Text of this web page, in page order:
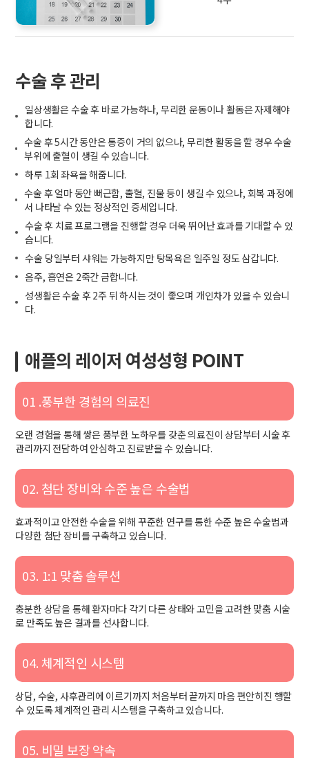
수술 후 관리
일상생활은 수술 후 바로 가능하나, 무리한 운동이나 활동은 자제해야
합니다.
수술 후 5시간 동안은 통증이 거의 없으나, 무리한 활동을 할 경우 수술
부위에 출혈이 생길 수 있습니다.
하루 1회 좌욕을 해줍니다.
수술 후 얼마 동안 뻐근함, 출혈, 진물 등이 생길 수 있으나, 회복 과정에
서 나타날 수 있는 정상적인 증세입니다.
수술 후 치료 프로그램을 진행할 경우 더욱 뛰어난 효과를 기대할 수 있
습니다.
수술 당일부터 샤워는 가능하지만 탕목욕은 일주일 정도 삼갑니다.
음주, 흡연은 2죽간 금합니다.
성생활은 수술 후 2주 뒤 하시는 것이 좋으며 개인차가 있을 수 있습니
다.
애플의 레이저 여성성형 POINT
01 .풍부한 경험의 의료진
오랜 경험을 통해 쌓은 풍부한 노하우를 갖춘 의료진이 상담부터 시술 후
관리까지 전담하여 안심하고 진료받을 수 있습니다.
02. 첨단 장비와 수준 높은 수술법
효과적이고 안전한 수술을 위해 꾸준한 연구를 통한 수준 높은 수술법과
다양한 첨단 장비를 구축하고 있습니다.
03. 1:1 맞춤 솔루션
충분한 상담을 통해 환자마다 각기 다른 상태와 고민을 고려한 맞춤 시술
로 만족도 높은 결과를 선사합니다.
04. 체계적인 시스템
상담, 수술, 사후관리에 이르기까지 처음부터 끝까지 마음 편안히진 행할
수 있도록 체계적인 관리 시스템을 구축하고 있습니다.
05. 비밀 보장 약속